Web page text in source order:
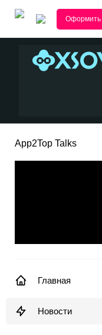
Оформить
App2Top Talks
Главная
Новости